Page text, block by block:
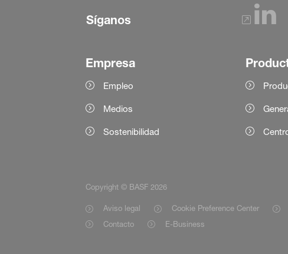
Síganos
Empresa
Empleo
Medios
Sostenibilidad
Copyright © BASF 2026
Aviso legal Cookie Preference Center
Contacto
E-Business